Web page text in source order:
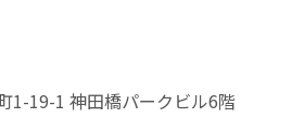
1-19-1 神田橋パークビル6階